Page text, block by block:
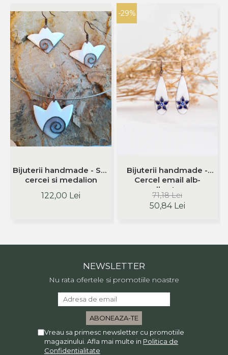
Bijuterii handmade - Set
cercei si medalion
122,00 Lei
-29%
Bijuterii handmade -
Cercel email alb-
albastru
71,18 Lei
50,84 Lei
NEWSLETTER
Nu rata ofertele si promotiile noastre
Vreau sa primesc newsletter cu promotiile
magazinului. Afla mai multe in Politica de
Confidentialitate